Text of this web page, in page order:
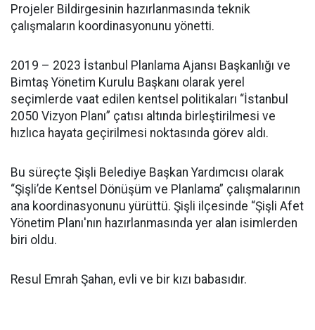
Projeler Bildirgesinin hazırlanmasında teknik
çalışmaların koordinasyonunu yönetti.
2019 – 2023 İstanbul Planlama Ajansı Başkanlığı ve
Bimtaş Yönetim Kurulu Başkanı olarak yerel
seçimlerde vaat edilen kentsel politikaları “İstanbul
2050 Vizyon Planı” çatısı altında birleştirilmesi ve
hızlıca hayata geçirilmesi noktasında görev aldı.
Bu süreçte Şişli Belediye Başkan Yardımcısı olarak
“Şişli’de Kentsel Dönüşüm ve Planlama” çalışmalarının
ana koordinasyonunu yürüttü. Şişli ilçesinde “Şişli Afet
Yönetim Planı'nın hazırlanmasında yer alan isimlerden
biri oldu.
Resul Emrah Şahan, evli ve bir kızı babasıdır.